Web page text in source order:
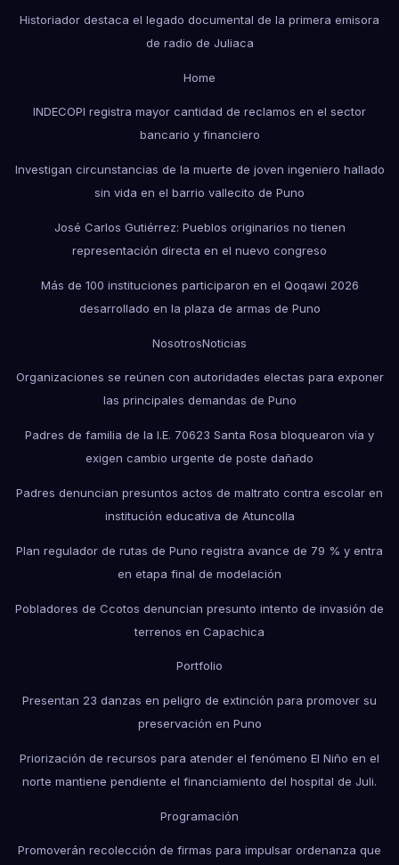
Historiador destaca el legado documental de la primera emisora
de radio de Juliaca
Home
INDECOPI registra mayor cantidad de reclamos en el sector
bancario y financiero
Investigan circunstancias de la muerte de joven ingeniero hallado
sin vida en el barrio vallecito de Puno
José Carlos Gutiérrez: Pueblos originarios no tienen
representación directa en el nuevo congreso
Más de 100 instituciones participaron en el Qoqawi 2026
desarrollado en la plaza de armas de Puno
NosotrosNoticias
Organizaciones se reúnen con autoridades electas para exponer
las principales demandas de Puno
Padres de familia de la I.E. 70623 Santa Rosa bloquearon vía y
exigen cambio urgente de poste dañado
Padres denuncian presuntos actos de maltrato contra escolar en
institución educativa de Atuncolla
Plan regulador de rutas de Puno registra avance de 79 % y entra
en etapa final de modelación
Pobladores de Ccotos denuncian presunto intento de invasión de
terrenos en Capachica
Portfolio
Presentan 23 danzas en peligro de extinción para promover su
preservación en Puno
Priorización de recursos para atender el fenómeno El Niño en el
norte mantiene pendiente el financiamiento del hospital de Juli.
Programación
Promoverán recolección de firmas para impulsar ordenanza que